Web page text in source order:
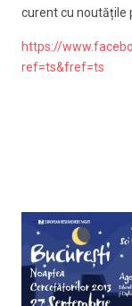
curent cu noutățile
https://
ref=ts&fref=ts